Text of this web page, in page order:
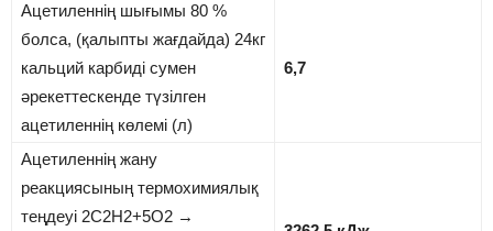
Ацетиленнің шығымы 80 %
болса, (қалыпты жағдайда) 24кг
кальций карбиді сумен
әрекеттескенде түзілген
ацетиленнің көлемі (л)
6,7
Ацетиленнің жану
реакциясының термохимиялық
теңдеуі 2C2H2+5O2 →